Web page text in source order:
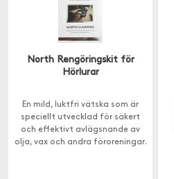
North Rengöringskit för
Hörlurar
En mild, luktfri vätska som är
speciellt utvecklad för säkert
och effektivt avlägsnande av
olja, vax och andra föroreningar.